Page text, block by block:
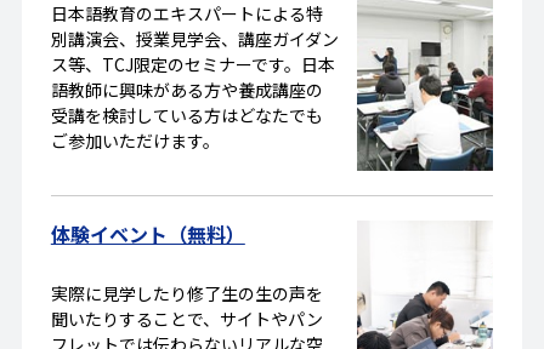
日本語教育のエキスパートによる特
別講演会、授業見学会、講座ガイダン
ス等、TCJ限定のセミナーです。日本
語教師に興味がある方や養成講座の
受講を検討している方はどなたでも
ご参加いただけます。
体験イベント（無料）
実際に見学したり修了生の生の声を
聞いたりすることで、サイトやパン